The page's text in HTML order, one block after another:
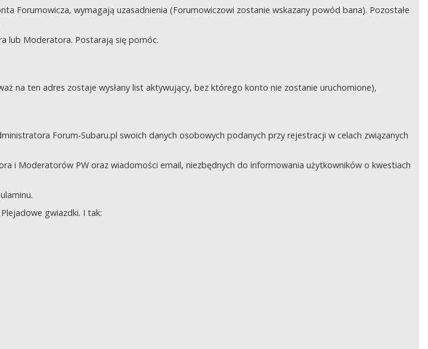
Forumowicza, wymagają uzasadnienia (Forumowiczowi zostanie wskazany powód bana). Pozostałe
lub Moderatora. Postarają się pomóc.
na ten adres zostaje wysłany list aktywujący, bez którego konto nie zostanie uruchomione),
Forum-Subaru.pl swoich danych osobowych podanych przy rejestracji w celach związanych
i Moderatorów PW oraz wiadomości email, niezbędnych do informowania użytkowników o kwestiach
gwiazdki. I tak: